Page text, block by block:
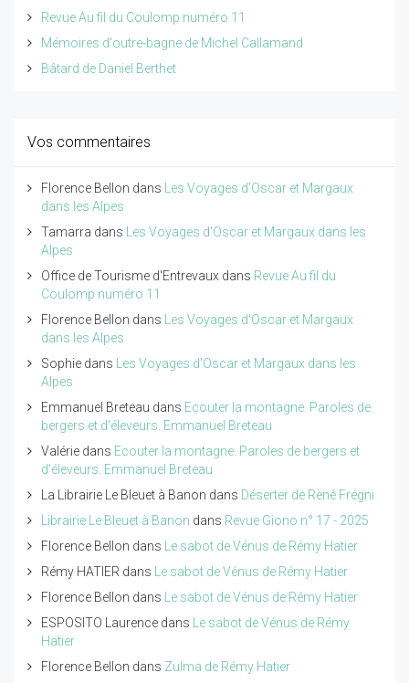
Revue Au fil du Coulomp numéro 11
Mémoires d'outre-bagne de Michel Callamand
Bâtard de Daniel Berthet
Vos commentaires
Florence Bellon dans
Les Voyages d'Oscar et Margaux
dans les Alpes
Tamarra dans
Les Voyages d'Oscar et Margaux dans les
Alpes
Office de Tourisme d'Entrevaux dans Revue Au fil du
Coulomp numéro 11
Florence Bellon dans
Les Voyages d'Oscar et Margaux
dans les Alpes
Sophie dans
Les Voyages d'Oscar et Margaux dans les
Alpes
Emmanuel Breteau dans Ecouter la montagne. Paroles de
bergers et d'éleveurs. Emmanuel Breteau
Valérie dans Ecouter la montagne. Paroles de bergers et
d'éleveurs. Emmanuel Breteau
La Librairie Le Bleuet à Banon dans Déserter de René Frégni
Librairie Le Bleuet à Banon dans Revue Giono n° 17 - 2025
Florence Bellon dans
Le sabot de Vénus de Rémy Hatier
Rémy HATIER dans
Le sabot de Vénus de Rémy Hatier
Florence Bellon dans
Le sabot de Vénus de Rémy Hatier
ESPOSITO Laurence dans
Le sabot de Vénus de Rémy
Hatier
Florence Bellon dans Zulma de Rémy Hatier